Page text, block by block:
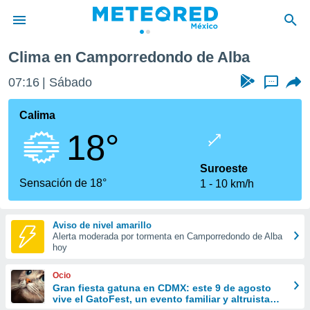
de
ha sido
calidad.
a este
las
y
forma
digital
basada
Clima en Camporredondo de Alba
07:16 Sábado ...
Calima
18°
Sensación de 18°
Suroeste
1
10 km/h
Aviso de nivel amarillo
Alerta moderada por tormenta en Camporredondo de Alba
hoy
Ocio
Gran fiesta gatuna en CDMX: este 9 de agosto
vive el GatoFest, un evento familiar y altruista